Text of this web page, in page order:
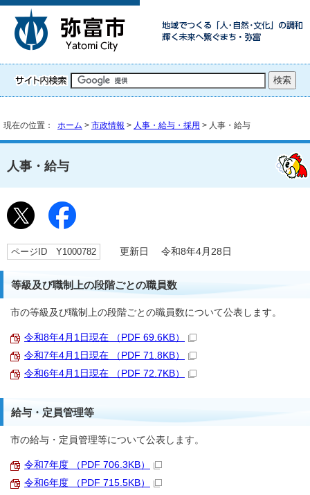
現在の位置： ホーム > 市政情報 > 人事・給与・採用 > 人事・給与
人事・給与
ページID Y1000782 更新日 令和8年4月28日
等級及び職制上の段階ごとの職員数
市の等級及び職制上の段階ごとの職員数について公表します。
令和8年4月1日現在 （PDF 69.6KB）
令和7年4月1日現在 （PDF 71.8KB）
令和6年4月1日現在 （PDF 72.7KB）
給与・定員管理等
市の給与・定員管理等について公表します。
令和7年度 （PDF 706.3KB）
令和6年度 （PDF 715.5KB）